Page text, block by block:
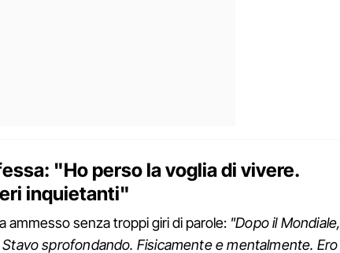
"Ho perso la voglia di vivere.
inquietanti"
ammesso senza troppi giri di parole: "Dopo il Mondiale,
sprofondando. Fisicamente e mentalmente. Ero